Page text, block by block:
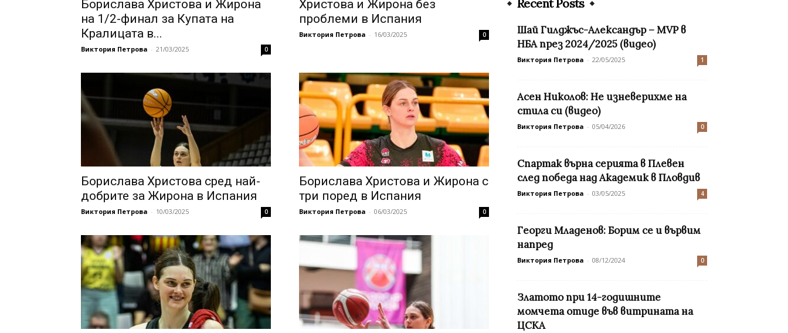
Борислава Христова и Жирона
на 1/2-финал за Купата на
Кралицата в...
Виктория Петрова - 21/03/2025 0
Христова и Жирона без
проблеми в Испания
Виктория Петрова - 16/03/2025 0
Борислава Христова сред най-
добрите за Жирона в Испания
Виктория Петрова - 10/03/2025 0
Борислава Христова и Жирона с
три поред в Испания
Виктория Петрова - 06/03/2025 0
Recent Posts
Шай Гилджъс-Александър – MVP в
НБА през 2024/2025 (видео)
Виктория Петрова - 22/05/2025 1
Асен Николов: Не изневерихме на
стила си (видео)
Виктория Петрова - 05/04/2026 0
Спартак върна серията в Плевен
след победа над Академик в Пловдив
Виктория Петрова - 03/05/2025 4
Георги Младенов: Борим се и вървим
напред
Виктория Петрова - 08/12/2024 0
Златото при 14-годишните
момчета отиде във витрината на
ЦСКА